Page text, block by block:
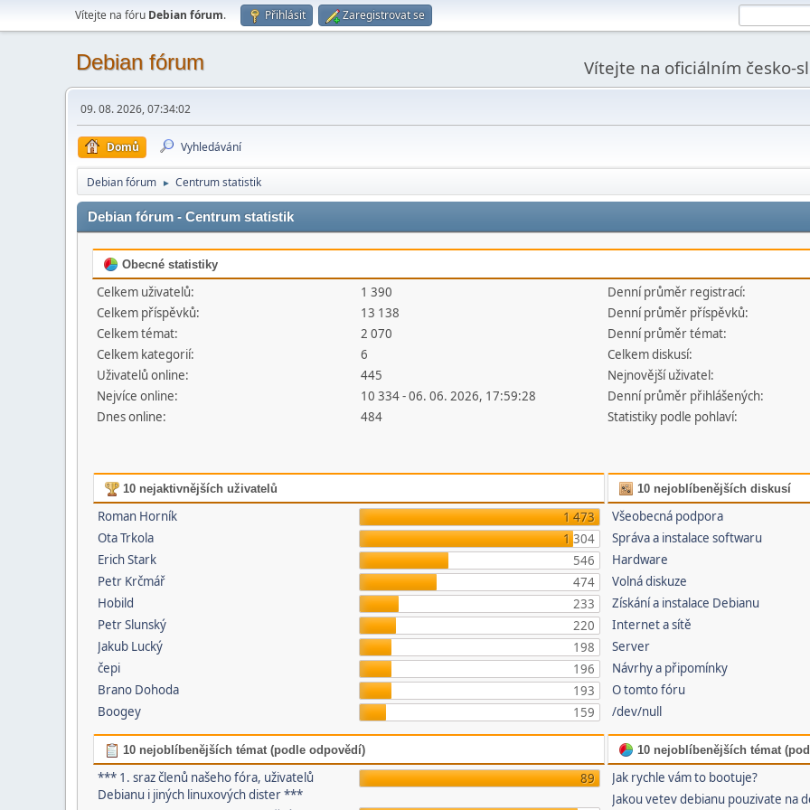
Vítejte na fóru Debian fórum. Přihlásit Zaregistrovat se
Debian fórum Vítejte na oficiálním česko-
09. 08. 2026, 07:34:02
Domů Vyhledávání
Debian fórum ► Centrum statistik
Debian fórum - Centrum statistik
Obecné statistiky
Celkem uživatelů:
1 390
Celkem příspěvků:
13 138
Celkem témat:
2 070
Celkem kategorií:
6
Uživatelů online:
445
Nejvíce online:
10 334 - 06. 06. 2026, 17:59:28
Dnes online:
484
Denní průměr registrací:
Denní průměr příspěvků:
Denní průměr témat:
Celkem diskusí:
Nejnovější uživatel:
Denní průměr přihlášených:
Statistiky podle pohlaví:
10 nejaktivnějších uživatelů
Roman Horník
1 473
Ota Trkola
1 304
Erich Stark
546
Petr Krčmář
474
Hobild
233
Petr Slunský
220
Jakub Lucký
198
čepi
196
Brano Dohoda
193
Boogey
159
10 nejoblíbenějších diskusí
Všeobecná podpora
Správa a instalace softwaru
Hardware
Volná diskuze
Získání a instalace Debianu
Internet a sítě
Server
Návrhy a připomínky
O tomto fóru
/dev/null
10 nejoblíbenějších témat (podle odpovědí)
*** 1. sraz členů našeho fóra, uživatelů
Debianu i jiných linuxových dister ***
89
10 nejoblíbenějších témat
Jak rychle vám to bootuje?
Jakou vetev debianu pouzivate na